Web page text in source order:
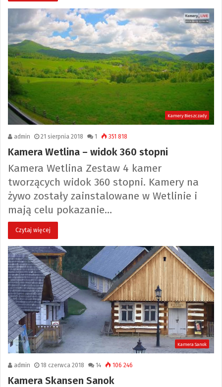
Kamery Bieszczady
admin 21 sierpnia 2018 1 351 818
Kamera Wetlina – widok 360 stopni
Kamera Wetlina Zestaw 4 kamer
tworzących widok 360 stopni. Kamery na
żywo zostały zainstalowane w Wetlinie i
mają celu pokazanie…
Czytaj więcej
Kamera Sanok
admin 18 czerwca 2018 14 106 246
Kamera Skansen Sanok